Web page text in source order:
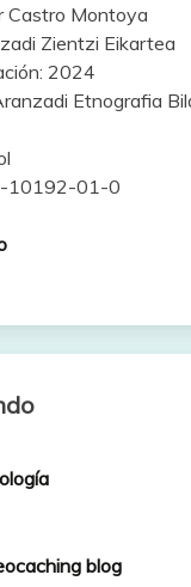
Castro Montoya
Zientzi Eikartea
2024
Etnografia
10192-01-0
blog